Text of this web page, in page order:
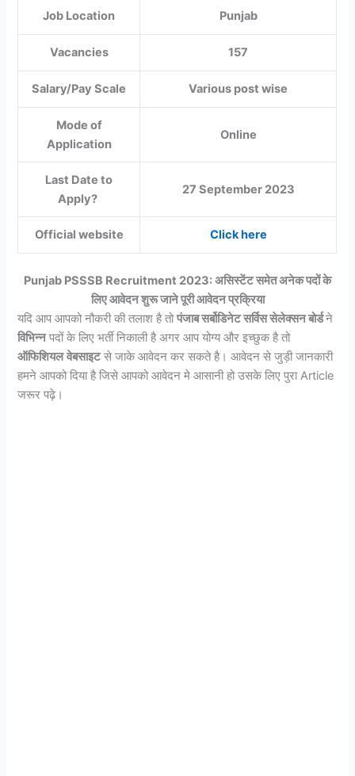
Job Location Punjab
Vacancies 157
Salary/Pay Scale Various post wise
Mode of
Application
Online
Last Date to
Apply?
27 September 2023
Official website Click here
Punjab PSSSB Recruitment 2023: असिस्टेंट समेत अनेक पदों के
लिए आवेदन शुरू जाने पूरी आवेदन प्रक्रिया
यदि आप आपको नौकरी की तलाश है तोपंजाब सर्बोडिनेट सर्विस सेलेक्सन बोर्डने
विभिन्नपदों के लिए भर्ती निकाली है अगर आप योग्य और इच्छुक है तो
ऑफिशियल वेबसाइटसे जाके आवेदन कर सकते है। आवेदन से जुड़ी जानकारी
हमने आपको दिया है जिसे आपको आवेदन मे आसानी हो उसके लिए पुरा Article
जरूर पढ़े।